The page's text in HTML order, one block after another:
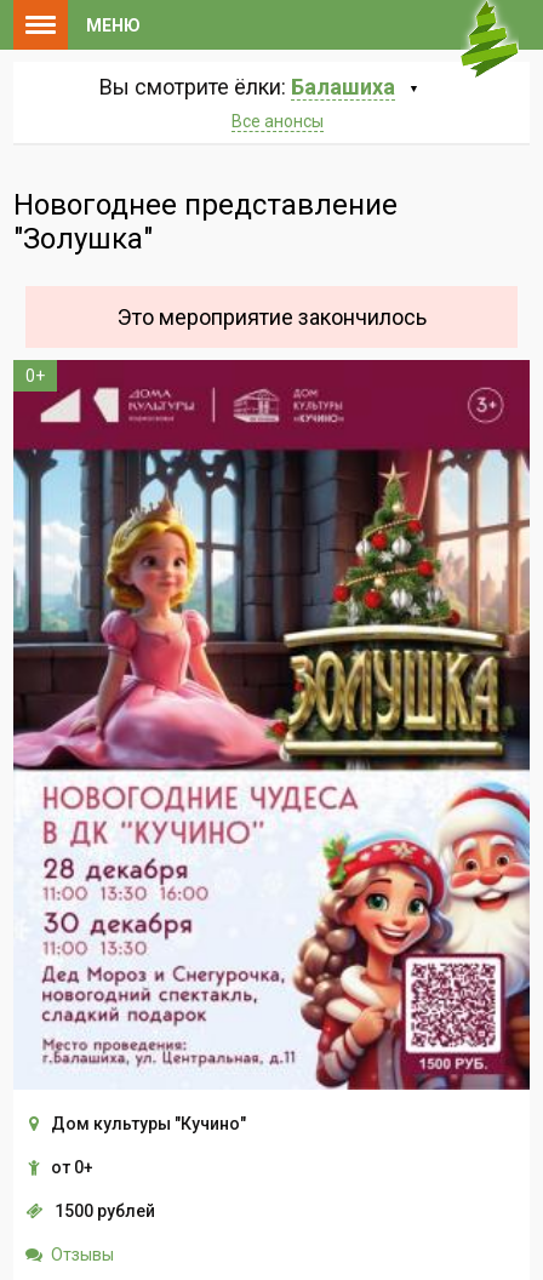
МЕНЮ
Вы смотрите ёлки: Балашиха
Все анонсы
Новогоднее представление
"Золушка"
Это мероприятие закончилось
0+
Дом культуры "Кучино"
от 0+
1500 рублей
Отзывы